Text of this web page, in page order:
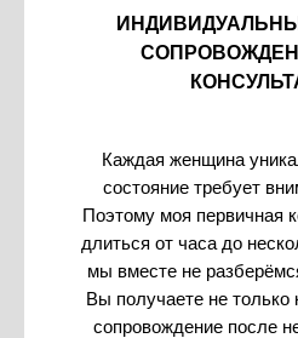
Каждая женщина
состояние требует
Поэтому моя первичная
длиться от часа до
мы вместе не
Вы получаете не только
сопровождение после